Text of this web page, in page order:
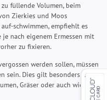
füllende Volumen, beim
Zierkies und Moos
schwimmen, empfiehlt es
nach eigenem Ermessen mit
zu fixieren.
werden sollen, müssen
sein. Dies gilt besonders für
Gräser oder auch wie hier